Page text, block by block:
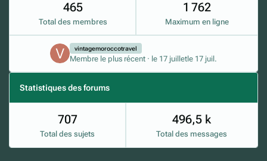
465
Total des membres
1 762
Maximum en ligne
vintagemoroccotravel
Membre le plus récent · le 17 juilletle 17 juil.
Statistiques des forums
Total des sujets
707
Total des messages
496,5 k